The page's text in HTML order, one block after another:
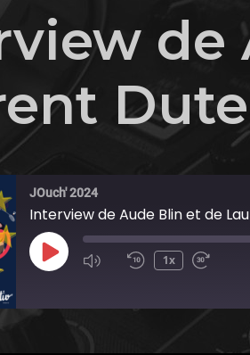
de
JOuch' 2024
Interview de Aude Blin et de
Play
1x